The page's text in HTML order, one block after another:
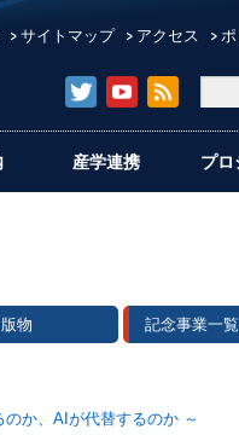
サイトマップ アクセス
産学連携 プロ
物 記念事業一覧
のか、AIが代替するのか ～